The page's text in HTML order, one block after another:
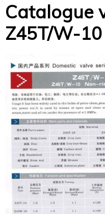
Catalogue
Z45T/W-